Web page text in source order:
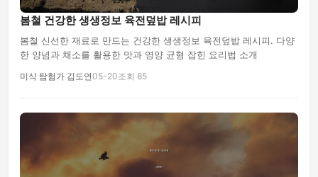
봄철 건강한 생생정보 육전덮밥 레시피
봄철 신선한 재료로 만드는 건강한 생생정보 육전덮밥 레시피. 다양
한 양념과 채소를 활용한 맛과 영양 균형 잡힌 요리법 소개
미식 탐험가 김도연05-20조회 65